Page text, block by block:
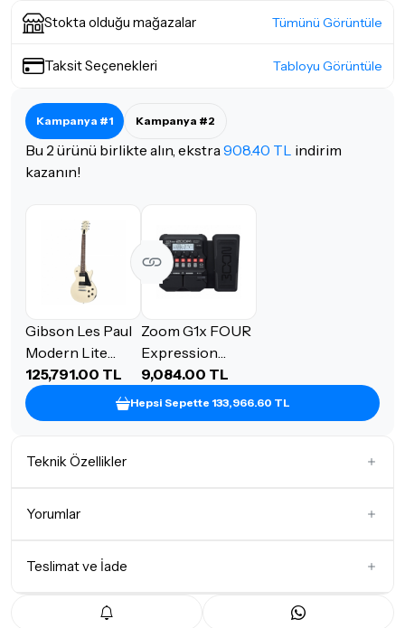
Stokta olduğu mağazalar Tümünü Görüntüle
Taksit Seçenekleri Tabloyu Görüntüle
Kampanya #1 Kampanya #2
Bu 2 ürünü birlikte alın, ekstra908.40 TL indirim
kazanın!
Gibson Les Paul
Modern Lite
Elektro Gitar (TV
Wheat Satin)
125,791.00 TL
Zoom G1x FOUR
Expression
Pedallı Multi-
Efekt Prosesörü
9,084.00 TL
Hepsi Sepette 133,966.60 TL
Teknik Özellikler
Klavye Ağacı
Yorumlar
Teslimat ve İade
Teslimat Koşulları